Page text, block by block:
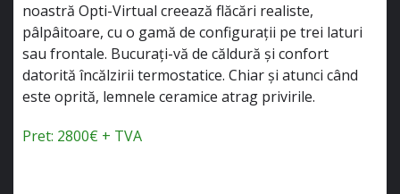
noastră Opti-Virtual creează flăcări realiste,
pâlpâitoare, cu o gamă de configurații pe trei laturi
sau frontale. Bucurați-vă de căldură și confort
datorită încălzirii termostatice. Chiar și atunci când
este oprită, lemnele ceramice atrag privirile.
Pret: 2800€ + TVA